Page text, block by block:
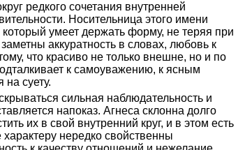
редкого сочетания внутренней
Носительница этого имени
умеет держать форму, не теряя при
аккуратность в словах, любовь к
что красиво не только внешне, но и по
к самоуважению, к ясным
суету.
сильная наблюдательность и
напоказ. Агнеса склонна долго
их в свой внутренний круг, и в этом есть
нередко свойственны